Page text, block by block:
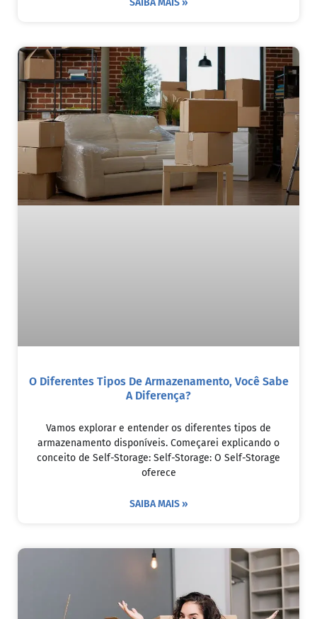
O Diferentes Tipos De Armazenamento, Você Sabe
A Diferença?
Vamos explorar e entender os diferentes tipos de
armazenamento disponíveis. Começarei explicando o
conceito de Self-Storage: Self-Storage: O Self-Storage
oferece
SAIBA MAIS »